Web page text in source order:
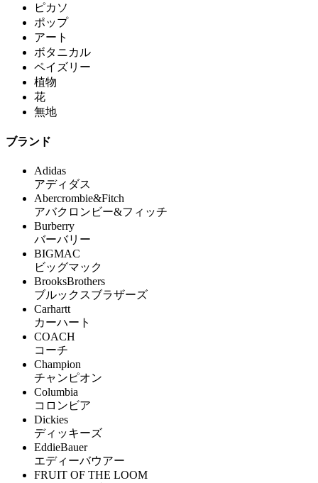
ピカソ
ポップ
アート
ボタニカル
ペイズリー
植物
花
無地
ブランド
Adidas
アディダス
Abercrombie&Fitch
アバクロンビー&フィッチ
Burberry
バーバリー
BIGMAC
ビッグマック
BrooksBrothers
ブルックスブラザーズ
Carhartt
カーハート
COACH
コーチ
Champion
チャンピオン
Columbia
コロンビア
Dickies
ディッキーズ
EddieBauer
エディーバウアー
FRUIT OF THE LOOM